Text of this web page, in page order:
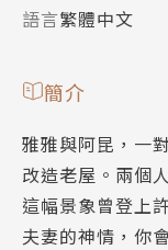
語言繁體中文
簡介
雅雅與阿昆，一
改造老屋。兩個
這幅景象曾登上
夫妻的神情，你